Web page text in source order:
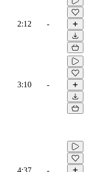
2:12 -
3:10 -
4:37 -